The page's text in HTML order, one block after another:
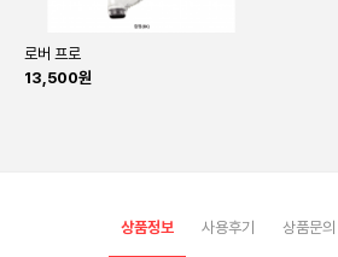
로버 프로
13,500원
상품정보 사용후기 상품문의